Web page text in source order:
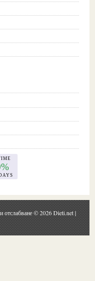
отслабване© 2026 Dieti.net |